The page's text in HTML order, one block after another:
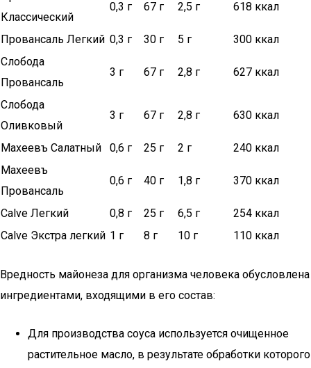
Классический
0,3 г 67 г 2,5 г 618 ккал
Провансаль Легкий 0,3 г 30 г 5 г
300 ккал
Слобода
Провансаль
3 г 67 г 2,8 г 627 ккал
Слобода
Оливковый
3 г 67 г 2,8 г 630 ккал
Махеевъ Салатный 0,6 г 25 г 2 г
240 ккал
Махеевъ
Провансаль
0,6 г 40 г 1,8 г 370 ккал
Calve Легкий 0,8 г 25 г 6,5 г
254 ккал
Calve Экстра легкий 1 г 8 г 10 г 110 ккал
Вредность майонеза для организма человека обусловлена
ингредиентами, входящими в его состав:
Для производства соуса используется очищенное
растительное масло, в результате обработки которого